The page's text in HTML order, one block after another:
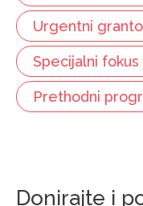
Urgentni
Specijalni fokus
Prethodni
Donirajte i